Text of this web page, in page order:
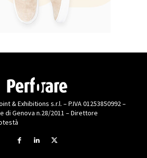
& Exhibitions s.r.l. – P.IVA 01253850992 –
di Genova n.28/2011 – Direttore